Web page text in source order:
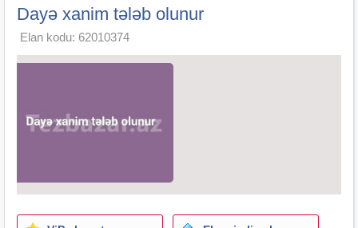
Dayə xanim tələb olunur
Elan kodu: 62010374